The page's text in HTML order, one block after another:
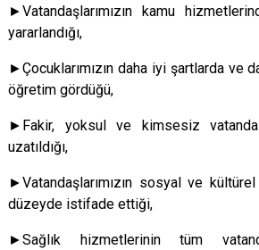
Erzin
Hassa
İskenderun
Kırıkhan
Kumlu
Payas
Antakya
►Vatandaşlarımızın kamu
yararlandığı,
►Çocuklarımızın daha iyi şartlarda ve
öğretim gördüğü,
►Fakir, yoksul ve kimsesiz
uzatıldığı,
►Vatandaşlarımızın sosyal ve
düzeyde istifade ettiği,
►Sağlık hizmetlerinin tüm